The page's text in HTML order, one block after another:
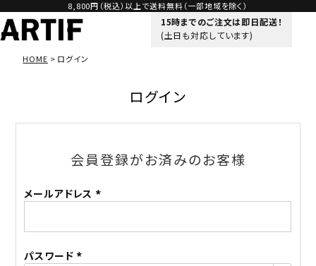
8,800円（税込）以上で送料無料（一部地域を除く）
15時までのご注文は即日配送！
(土日も対応しています)
HOME ログイン
ログイン
会員登録がお済みのお客様
メールアドレス
パスワード